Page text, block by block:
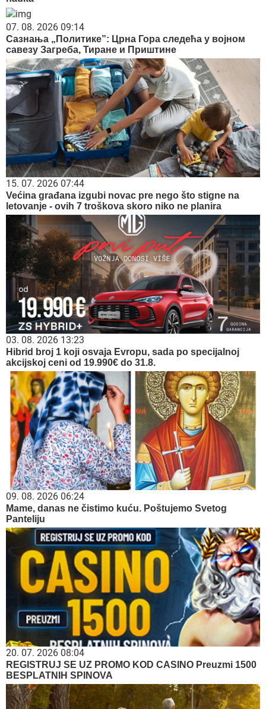
07. 08. 2026 09:14
Сазнања „Политике”: Црна Гора следећа у војном
савезу Загреба, Тиране и Приштине
15. 07. 2026 07:44
Većina građana izgubi novac pre nego što stigne na
letovanje - ovih 7 troškova skoro niko ne planira
03. 08. 2026 13:23
Hibrid broj 1 koji osvaja Evropu, sada po specijalnoj
akcijskoj ceni od 19.990€ do 31.8.
09. 08. 2026 06:24
Mame, danas ne čistimo kuću. Poštujemo Svetog
Panteliju
20. 07. 2026 08:04
REGISTRUJ SE UZ PROMO KOD CASINO Preuzmi 1500
BESPLATNIH SPINOVA